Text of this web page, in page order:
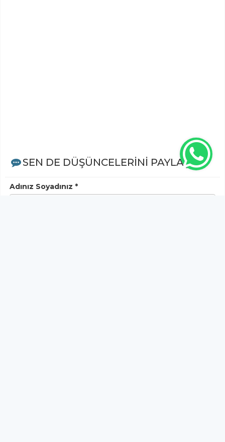
SEN DE DÜŞÜNCELERİNİ PAYLAŞ!
Adınız Soyadınız *